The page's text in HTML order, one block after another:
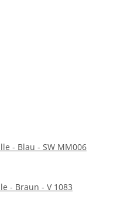
- Blau - SW MM006